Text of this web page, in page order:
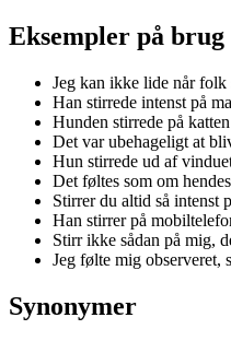
Eksempler på brug
Jeg kan ikke lide når folk
Han stirrede intenst på
Hunden stirrede på
Det var ubehageligt at
Hun stirrede ud af
Det føltes som om
Stirrer du altid så intenst
Han stirrer på
Stirr ikke sådan på mig,
Jeg følte mig observeret,
Synonymer